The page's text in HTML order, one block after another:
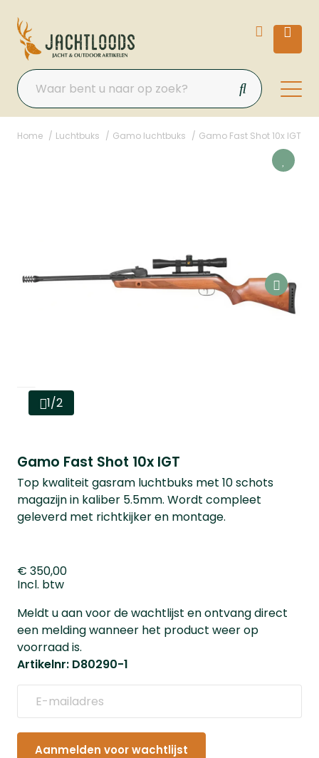
Home Luchtbuks Gamo luchtbuks Gamo Fast Shot 10x IGT
1/2
Gamo Fast Shot 10x IGT
Top kwaliteit gasram luchtbuks met 10 schots
magazijn in kaliber 5.5mm. Wordt compleet
geleverd met richtkijker en montage.
€ 350,00
Incl. btw
Meldt u aan voor de wachtlijst en ontvang direct
een melding wanneer het product weer op
voorraad is.
Artikelnr: D80290-1
Aanmelden voor wachtlijst